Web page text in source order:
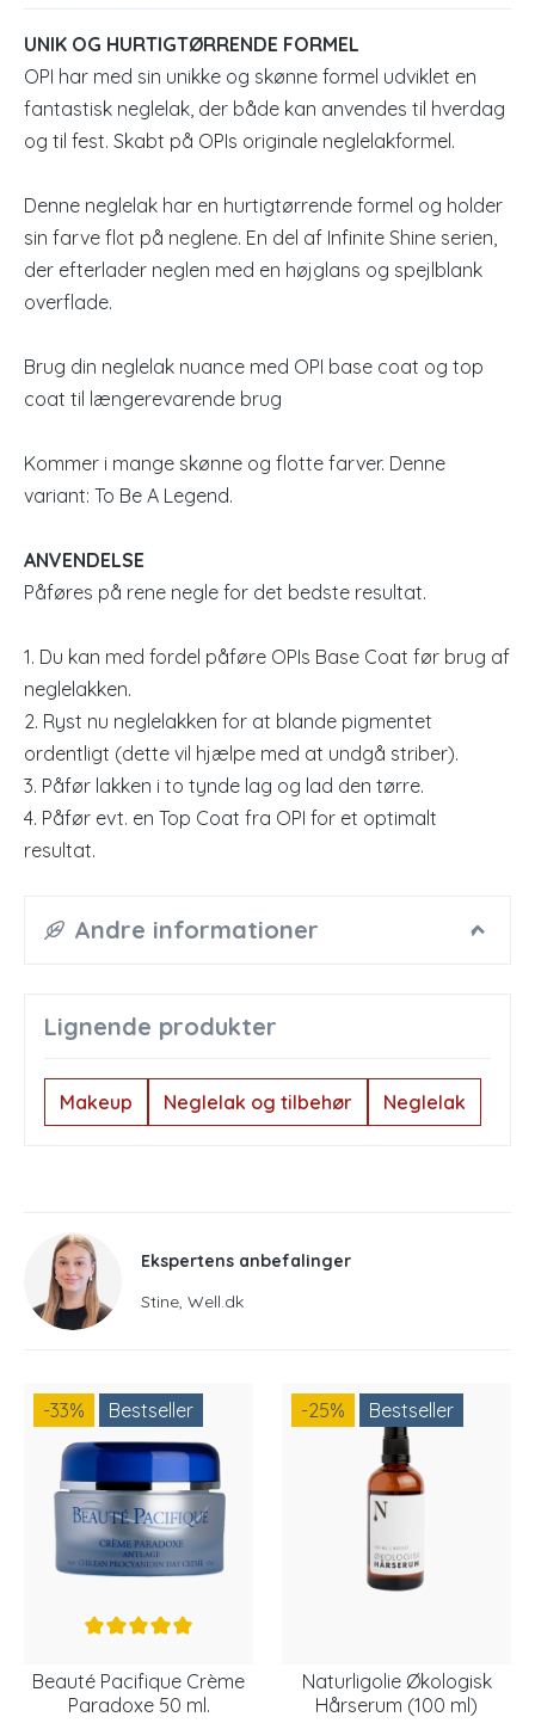
UNIK OG HURTIGTØRRENDE FORMEL
OPI har med sin unikke og skønne formel udviklet en
fantastisk neglelak, der både kan anvendes til hverdag
og til fest. Skabt på OPIs originale neglelakformel.
Denne neglelak har en hurtigtørrende formel og holder
sin farve flot på neglene. En del af Infinite Shine serien,
der efterlader neglen med en højglans og spejlblank
overflade.
Brug din neglelak nuance med OPI base coat og top
coat til længerevarende brug
Kommer i mange skønne og flotte farver. Denne
variant: To Be A Legend.
ANVENDELSE
Påføres på rene negle for det bedste resultat.
1. Du kan med fordel påføre OPIs Base Coat før brug af
neglelakken.
2. Ryst nu neglelakken for at blande pigmentet
ordentligt (dette vil hjælpe med at undgå striber).
3. Påfør lakken i to tynde lag og lad den tørre.
4. Påfør evt. en Top Coat fra OPI for et optimalt
resultat.
Andre informationer
Lignende produkter
Makeup Neglelak og tilbehør Neglelak
Ekspertens anbefalinger
Stine, Well.dk
-33% Bestseller
Beauté Pacifique Crème
Paradoxe 50 ml.
-25% Bestseller
Naturligolie Økologisk
Hårserum (100 ml)